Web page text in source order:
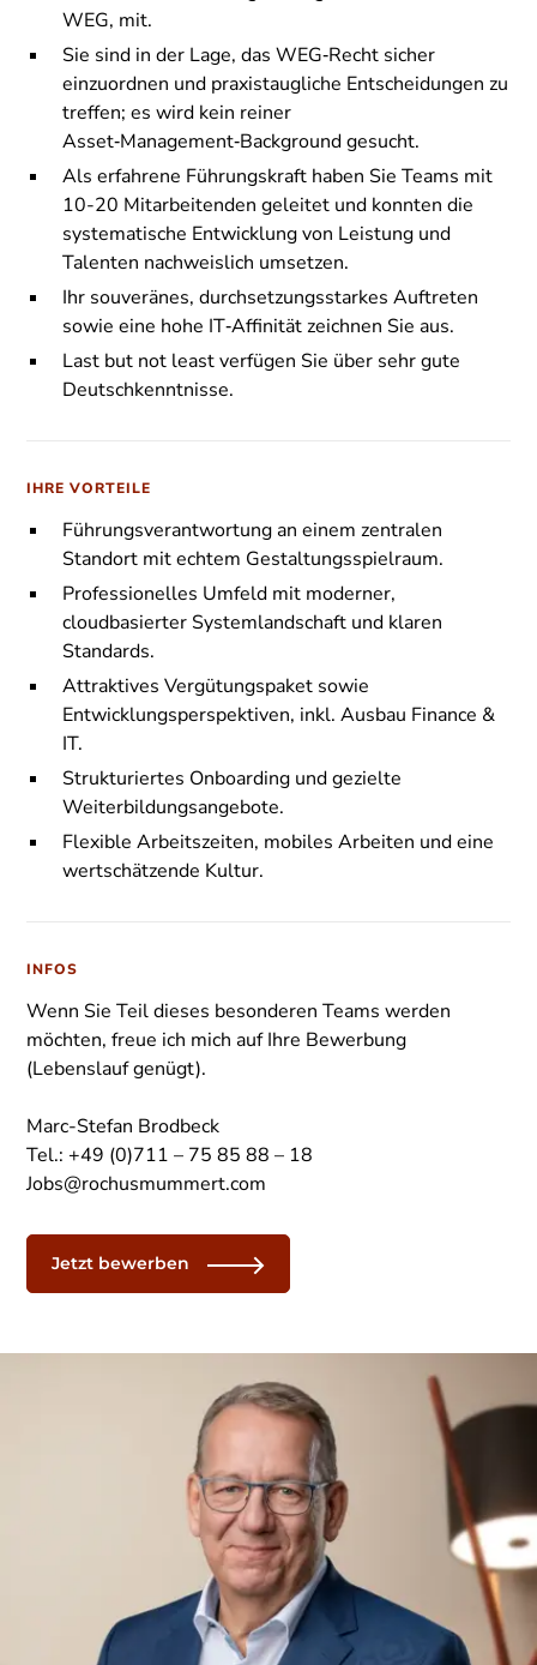
WEG, mit.
Sie sind in der Lage, das WEG‑Recht sicher
einzuordnen und praxistaugliche Entscheidungen zu
treffen; es wird kein reiner
Asset‑Management‑Background gesucht.
Als erfahrene Führungskraft haben Sie Teams mit
10-20 Mitarbeitenden geleitet und konnten die
systematische Entwicklung von Leistung und
Talenten nachweislich umsetzen.
Ihr souveränes, durchsetzungsstarkes Auftreten
sowie eine hohe IT‑Affinität zeichnen Sie aus.
Last but not least verfügen Sie über sehr gute
Deutschkenntnisse.
IHRE VORTEILE
Führungsverantwortung an einem zentralen
Standort mit echtem Gestaltungsspielraum.
Professionelles Umfeld mit moderner,
cloudbasierter Systemlandschaft und klaren
Standards.
Attraktives Vergütungspaket sowie
Entwicklungsperspektiven, inkl. Ausbau Finance &
IT.
Strukturiertes Onboarding und gezielte
Weiterbildungsangebote.
Flexible Arbeitszeiten, mobiles Arbeiten und eine
wertschätzende Kultur.
INFOS
Wenn Sie Teil dieses besonderen Teams werden
möchten, freue ich mich auf Ihre Bewerbung
(Lebenslauf genügt).
Marc-Stefan Brodbeck
Tel.: +49 (0)711 – 75 85 88 – 18
Jobs@rochusmummert.com
Jetzt bewerben